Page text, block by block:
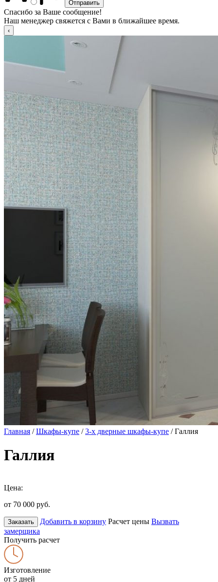
Спасибо за Ваше сообщение!
Наш менеджер свяжется с Вами в ближайшее время.
Главная /Шкафы-купе /3-х дверные шкафы-купе / Галлия
Галлия
Цена:
от 70 000 руб.
Заказать Добавить в корзину Расчет цены Вызвать
замерщика
Получить расчет
Изготовление
от 5 дней